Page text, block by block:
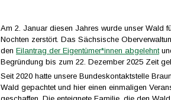
Am 2. Januar diesen Jahres wurde unser Wald
Nochten zerstört. Das Sächsische
den Eilantrag der Eigentümer*innen abgelehnt
Begründung bis zum 22. Dezember 2025 Zeit
Seit 2020 hatte unsere Bundeskontaktstelle
Wald gepachtet und hier einen einmaligen